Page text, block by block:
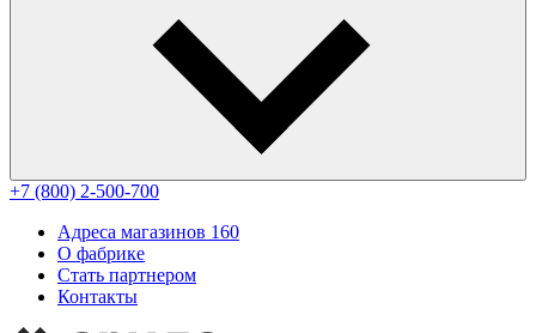
+7 (800) 2-500-700
Адреса магазинов 160
О фабрике
Стать партнером
Контакты